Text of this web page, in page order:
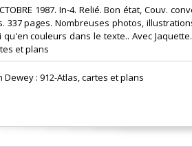
1987. In-4. Relié. Bon état, Couv.
337 pages. Nombreuses photos,
couleurs dans le texte.. Avec
et plans‎
Dewey : 912-Atlas, cartes et plans‎